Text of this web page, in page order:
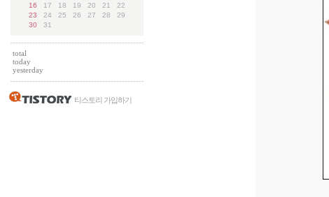
16
17 18 19 20 21
22
23
24 25 26 27 28
29
30
31
total
today
yesterday
티스토리 가입하기